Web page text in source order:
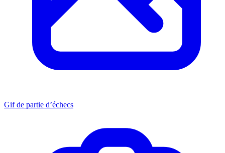
Gif de partie d’échecs